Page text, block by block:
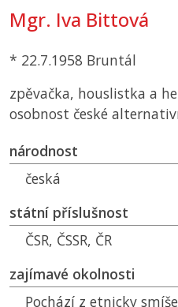
Mgr. Iva Bittová
* 22.7.1958 Bruntál
zpěvačka, houslistka a
osobnost české
národnost
česká
státní příslušnost
ČSR, ČSSR, ČR
zajímavé okolnosti
Pochází z etnicky